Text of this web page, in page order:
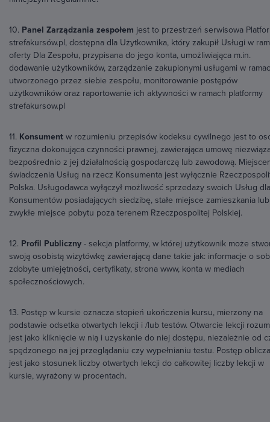
10. Panel Zarządzania zespołem jest to przestrzeń serwisowa
strefakursów.pl, dostępna dla Użytkownika, który zakupił Usługi w
oferty Dla Zespołu, przypisana do jego konta, umożliwiająca m.in.
dodawanie użytkowników, zarządzanie zakupionymi usługami w
utworzonego przez siebie zespołu, monitorowanie postępów
użytkowników oraz raportowanie ich aktywności w ramach platformy
strefakursow.pl
11. Konsument w rozumieniu przepisów kodeksu cywilnego jest to
fizyczna dokonująca czynności prawnej, zawierająca umowę
bezpośrednio z jej działalnością gospodarczą lub zawodową.
świadczenia Usług na rzecz Konsumenta jest wyłącznie
Polska. Usługodawca wyłączył możliwość sprzedaży swoich Usług dla
Konsumentów posiadających siedzibę, stałe miejsce zamieszkania lub
zwykłe miejsce pobytu poza terenem Rzeczpospolitej Polskiej.
12. Profil Publiczny - sekcja platformy, w której użytkownik może
swoją osobistą wizytówkę zawierającą dane takie jak: informacje o
zdobyte umiejętności, certyfikaty, strona www, konta w mediach
społecznościowych.
13. Postęp w kursie oznacza stopień ukończenia kursu, mierzony na
podstawie odsetka otwartych lekcji i /lub testów. Otwarcie lekcji
jest jako kliknięcie w nią i uzyskanie do niej dostępu, niezależnie od
spędzonego na jej przeglądaniu czy wypełnianiu testu. Postęp
jest jako stosunek liczby otwartych lekcji do całkowitej liczby lekcji w
kursie, wyrażony w procentach.